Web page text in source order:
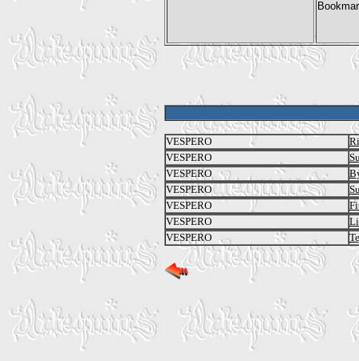
VESPERO
VESPERO
VESPERO
VESPERO
VESPERO
VESPERO
VESPERO